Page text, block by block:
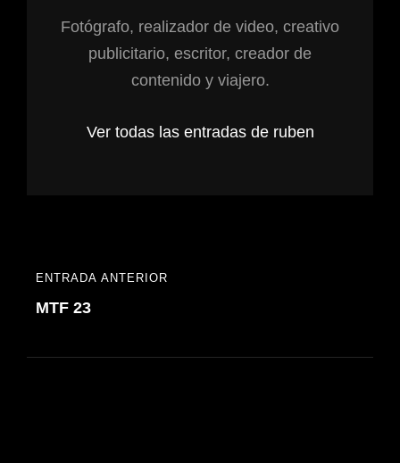
Fotógrafo, realizador de video, creativo
publicitario, escritor, creador de
contenido y viajero.
Ver todas las entradas de ruben
Navegación
de
ENTRADA
ANTERIOR
ENTRADA ANTERIOR
MTF 23